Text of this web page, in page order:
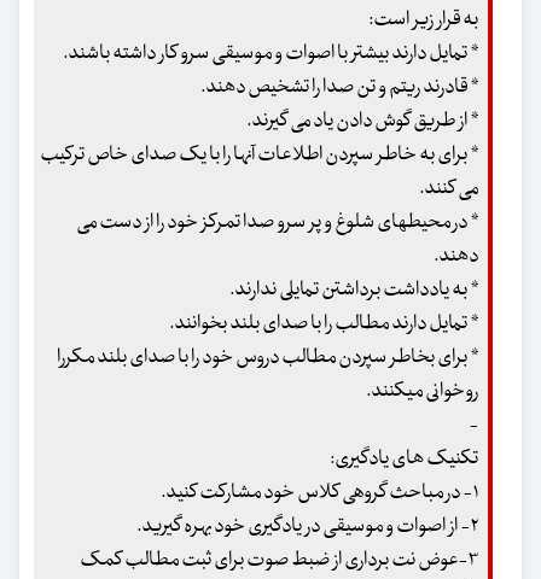
به قرار زیر است:
* تمایل دارند بیشتر با اصوات و موسیقی سرو کار داشته باشند.
* قادرند ریتم و تن صدا را تشخیص دهند.
* از طریق گوش دادن یاد می گیرند.
* برای به خاطر سپردن اطلاعات آنها را با یک صدای خاص ترکیب
می کنند.
* در محیطهای شلوغ و پر سرو صدا تمرکز خود را از دست می
دهند.
* به یادداشت برداشتن تمایلی ندارند.
* تمایل دارند مطالب را با صدای بلند بخوانند.
* برای بخاطر سپردن مطالب دروس خود را با صدای بلند مکررا
روخوانی میکنند.
-
تکنیک های یادگیری:
۱- در مباحث گروهی کلاس خود مشارکت کنید.
۲- از اصوات و موسیقی در یادگیری خود بهره گیرید.
۳-عوض نت برداری از ضبط صوت برای ثبت مطالب کمک